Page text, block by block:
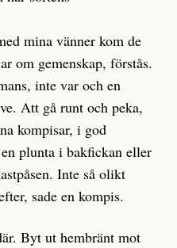
mina vänner kom de
om gemenskap, förstås.
inte var och en
Att gå runt och peka,
kompisar, i god
plunta i bakfickan eller
Inte så olikt
sade en kompis.
Byt ut hembränt mot